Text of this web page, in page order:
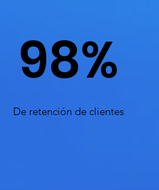
98%
De retención de clientes